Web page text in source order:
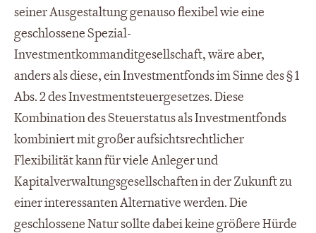
seiner Ausgestaltung genauso flexibel wie eine
geschlossene Spezial-
Investmentkommanditgesellschaft, wäre aber,
anders als diese, ein Investmentfonds im Sinne des § 1
Abs. 2 des Investmentsteuergesetzes. Diese
Kombination des Steuerstatus als Investmentfonds
kombiniert mit großer aufsichtsrechtlicher
Flexibilität kann für viele Anleger und
Kapitalverwaltungsgesellschaften in der Zukunft zu
einer interessanten Alternative werden. Die
geschlossene Natur sollte dabei keine größere Hürde